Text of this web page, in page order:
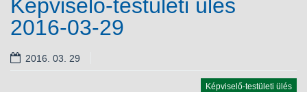
Képviselő-testületi ülés
2016-03-29
2016. 03. 29
Képviselő-testületi ülés